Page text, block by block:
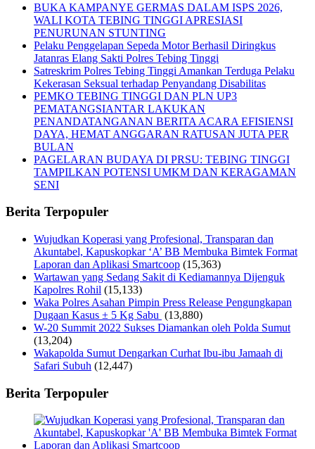
BUKA KAMPANYE GERMAS DALAM ISPS 2026,
WALI KOTA TEBING TINGGI APRESIASI
PENURUNAN STUNTING
Pelaku Penggelapan Sepeda Motor Berhasil Diringkus
Jatanras Elang Sakti Polres Tebing Tinggi
Satreskrim Polres Tebing Tinggi Amankan Terduga Pelaku
Kekerasan Seksual terhadap Penyandang Disabilitas
PEMKO TEBING TINGGI DAN PLN UP3
PEMATANGSIANTAR LAKUKAN
PENANDATANGANAN BERITA ACARA EFISIENSI
DAYA, HEMAT ANGGARAN RATUSAN JUTA PER
BULAN
PAGELARAN BUDAYA DI PRSU: TEBING TINGGI
TAMPILKAN POTENSI UMKM DAN KERAGAMAN
SENI
Berita Terpopuler
Wujudkan Koperasi yang Profesional, Transparan dan
Akuntabel, Kapuskopkar ‘A’ BB Membuka Bimtek Format
Laporan dan Aplikasi Smartcoop (15,363)
Wartawan yang Sedang Sakit di Kediamannya Dijenguk
Kapolres Rohil (15,133)
Waka Polres Asahan Pimpin Press Release Pengungkapan
Dugaan Kasus ± 5 Kg Sabu (13,880)
W-20 Summit 2022 Sukses Diamankan oleh Polda Sumut
(13,204)
Wakapolda Sumut Dengarkan Curhat Ibu-ibu Jamaah di
Safari Subuh (12,447)
Berita Terpopuler